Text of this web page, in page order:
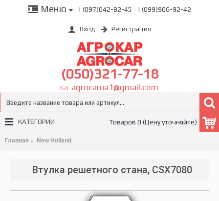
Меню | (097)042-82-45 | (099)906-92-42
Вход Регистрация
(050)321-77-18
agrocarua1@gmail.com
Товаров 0 (Цену уточняйте)
КАТЕГОРИИ
Главная New Holland
Втулка решетного стана, CSX7080